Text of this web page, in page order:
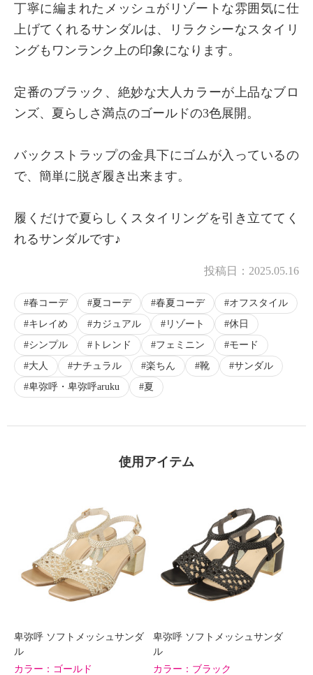
丁寧に編まれたメッシュがリゾートな雰囲気に仕
上げてくれるサンダルは、リラクシーなスタイリ
ングもワンランク上の印象になります。
定番のブラック、絶妙な大人カラーが上品なブロ
ンズ、夏らしさ満点のゴールドの3色展開。
バックストラップの金具下にゴムが入っているの
で、簡単に脱ぎ履き出来ます。
履くだけで夏らしくスタイリングを引き立ててく
れるサンダルです♪
投稿日： 2025.05.16
春コーデ 夏コーデ 春夏コーデ
オフスタイル
キレイめ
カジュアル リゾート
休日
シンプル
トレンド フェミニン
モード
大人
ナチュラル 楽ちん 靴
サンダル
卑弥呼・卑弥呼aruku
夏
使用アイテム
卑弥呼 ソフトメッシュサンダ
ル
カラー： ゴールド
卑弥呼 ソフトメッシュサンダ
ル
カラー： ブラック